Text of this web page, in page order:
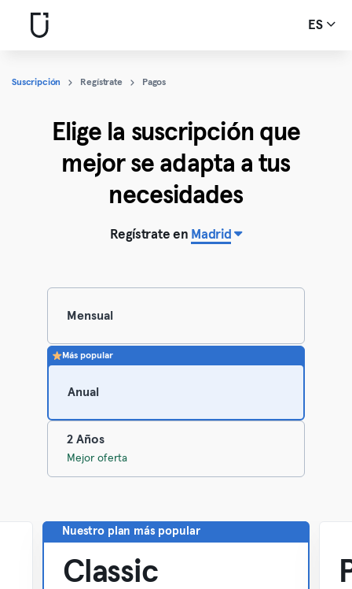
ES
Suscripción Regístrate Pagos
Elige la suscripción que
mejor se adapta a tus
necesidades
Regístrate en Madrid
Mensual
Más popular
Anual
2 Años
Mejor oferta
Nuestro plan más popular
Classic